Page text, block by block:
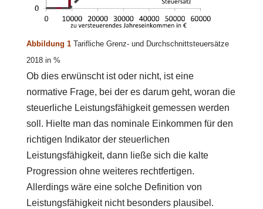
Abbildung 1 Tarifliche Grenz- und Durchschnittsteuersätze
2018 in %
Ob dies erwünscht ist oder nicht, ist eine
normative Frage, bei der es darum geht, woran die
steuerliche Leistungsfähigkeit gemessen werden
soll. Hielte man das nominale Einkommen für den
richtigen Indikator der steuerlichen
Leistungsfähigkeit, dann ließe sich die kalte
Progression ohne weiteres rechtfertigen.
Allerdings wäre eine solche Definition von
Leistungsfähigkeit nicht besonders plausibel.